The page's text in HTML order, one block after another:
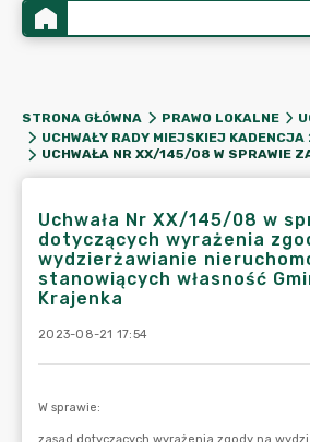
STRONA GŁÓWNA PRAWO LOKALNE
UCHWAŁY RADY MIEJSKIEJ
Uchwała Nr XX/145/08 w
dotyczących wyrażenia
wydzierżawianie
stanowiących własność
Krajenka
2023-08-21 17:54